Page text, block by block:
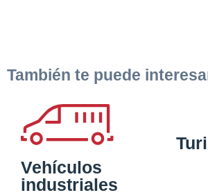
También te puede
Vehículos
industriales